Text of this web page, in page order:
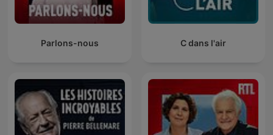
Parlons-nous C dans l'air